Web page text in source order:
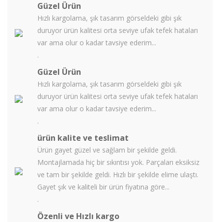
Güzel Ürün
Hızlı kargolama, şık tasarım görseldeki gibi şık
duruyor ürün kalitesi orta seviye ufak tefek hataları
var ama olur o kadar tavsiye ederim...
.
Güzel Ürün
Hızlı kargolama, şık tasarım görseldeki gibi şık
duruyor ürün kalitesi orta seviye ufak tefek hataları
var ama olur o kadar tavsiye ederim...
.
ürün kalite ve teslimat
Ürün gayet güzel ve sağlam bir şekilde geldi.
Montajlamada hiç bir sıkıntısı yok. Parçaları eksiksiz
ve tam bir şekilde geldi. Hızlı bir şekilde elime ulaştı.
Gayet şık ve kaliteli bir ürün fiyatına göre...
.
Özenli ve Hızlı kargo